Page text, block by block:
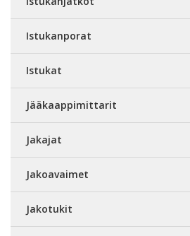
Istukanporat
Istukat
Jääkaappimittarit
Jakajat
Jakoavaimet
Jakotukit